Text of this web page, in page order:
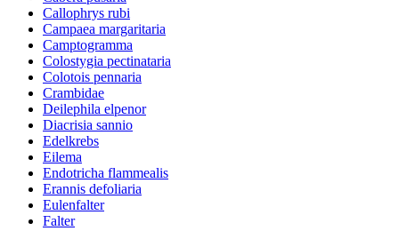
Callophrys rubi
Campaea margaritaria
Camptogramma
Colostygia pectinataria
Colotois pennaria
Crambidae
Deilephila elpenor
Diacrisia sannio
Edelkrebs
Eilema
Endotricha flammealis
Erannis defoliaria
Eulenfalter
Falter